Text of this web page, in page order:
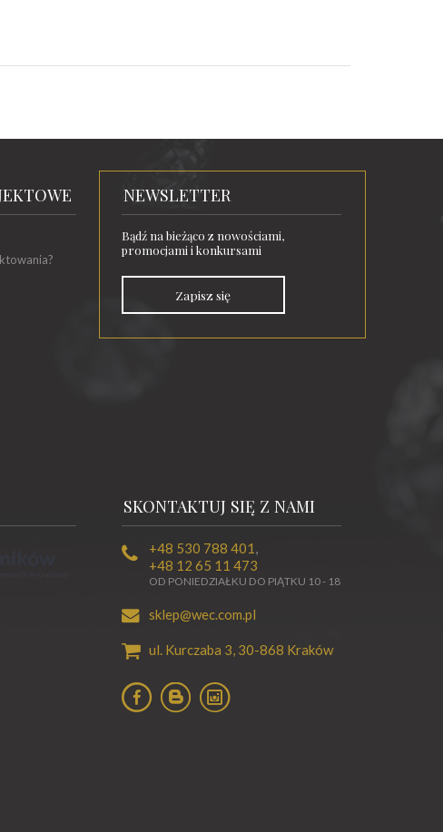
NEWSLETTER
Bądź na bieżąco z nowościami,
promocjami i konkursami
Zapisz się
SKONTAKTUJ SIĘ Z NAMI
+48 530 788 401 ,
+48 12 65 11 473
OD PONIEDZIAŁKU DO PIĄTKU 10 - 18
sklep@wec.com.pl
ul. Kurczaba 3, 30-868 Kraków